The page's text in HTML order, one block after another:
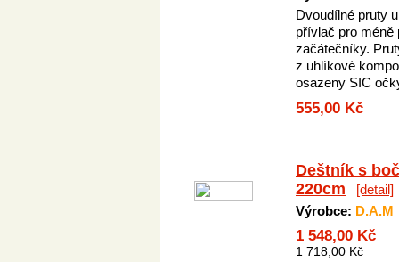
Dvoudílné pruty
přívlač pro méně
začátečníky.
z uhlíkové
osazeny SIC
555,00 Kč
Deštník s
220cm
[detail]
Výrobce: D.A.M
1 548,00 Kč
1 718,00 Kč